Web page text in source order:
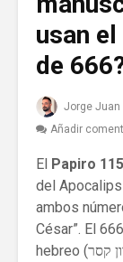
usan
de
Jorge Juan
Añadir
El Papiro 115
del
ambos
César”. El
hebreo (נרון קסר), y el 616 de una forma abreviada